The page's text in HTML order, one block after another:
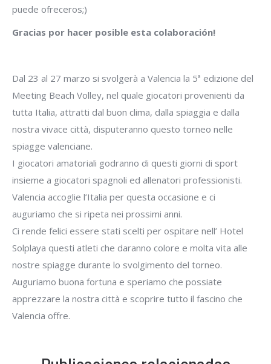
puede ofreceros;)
Gracias por hacer posible esta colaboración!
Dal 23 al 27 marzo si svolgerà a Valencia la 5ª edizione del
Meeting Beach Volley, nel quale giocatori provenienti da
tutta Italia, attratti dal buon clima, dalla spiaggia e dalla
nostra vivace città, disputeranno questo torneo nelle
spiagge valenciane.
I giocatori amatoriali godranno di questi giorni di sport
insieme a giocatori spagnoli ed allenatori professionisti.
Valencia accoglie l’Italia per questa occasione e ci
auguriamo che si ripeta nei prossimi anni.
Ci rende felici essere stati scelti per ospitare nell’ Hotel
Solplaya questi atleti che daranno colore e molta vita alle
nostre spiagge durante lo svolgimento del torneo.
Auguriamo buona fortuna e speriamo che possiate
apprezzare la nostra città e scoprire tutto il fascino che
Valencia offre.